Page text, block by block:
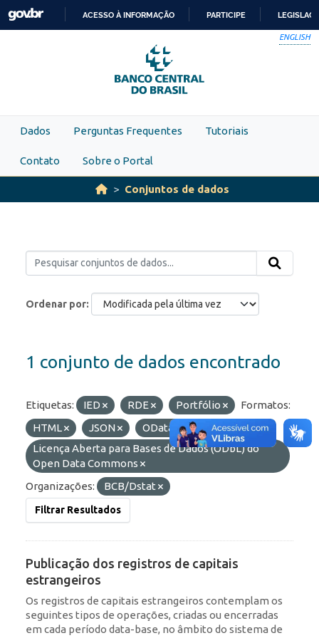
Skip to main content
PARA
O
CONTEÚDO
ACESSO À INFORMAÇÃO PARTICIPE
ENGLISH
Dados Perguntas Frequentes Tutoriais
Contato Sobre o Portal
Conjuntos de dados
Ordenar por
1 conjunto de dados encontrado
Etiquetas: IED RDE Portfólio
Formatos:
HTML
JSON OData
Licenças:
Licença Aberta para Bases de Dados (ODbL) do
Open Data Commons
Organizações:
BCB/Dstat
Filtrar Resultados
Publicação dos registros de capitais
estrangeiros
Os registros de capitais estrangeiros contemplam os
seguintes tipos de operações, criadas ou encerradas
em cada período data-base, no âmbito do sistema de